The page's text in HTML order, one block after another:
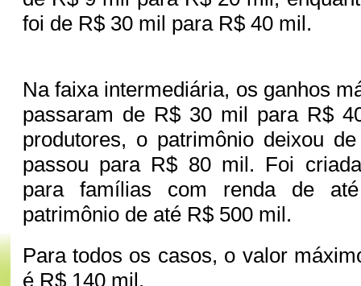
foi de R$ 30 mil para R$ 40 mil.
Na faixa intermediária, os ganhos
passaram de R$ 30 mil para R$
produtores, o patrimônio deixou
passou para R$ 80 mil. Foi
para famílias com renda de
patrimônio de até R$ 500 mil.
Para todos os casos, o valor
é R$ 140 mil.